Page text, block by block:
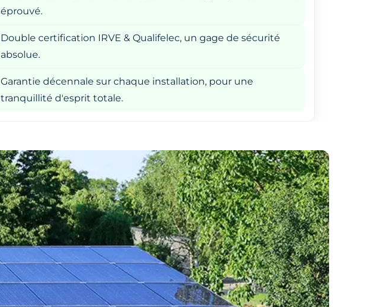
éprouvé.
Double certification IRVE & Qualifelec, un gage de sécurité
absolue.
Garantie décennale sur chaque installation, pour une
tranquillité d'esprit totale.